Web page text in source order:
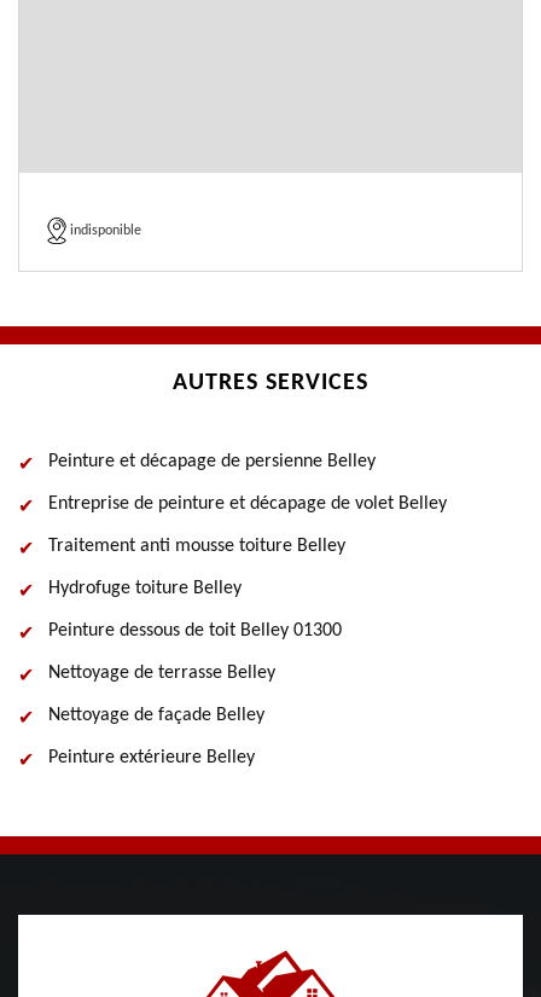
indisponible
AUTRES SERVICES
Peinture et décapage de persienne Belley
Entreprise de peinture et décapage de volet Belley
Traitement anti mousse toiture Belley
Hydrofuge toiture Belley
Peinture dessous de toit Belley 01300
Nettoyage de terrasse Belley
Nettoyage de façade Belley
Peinture extérieure Belley